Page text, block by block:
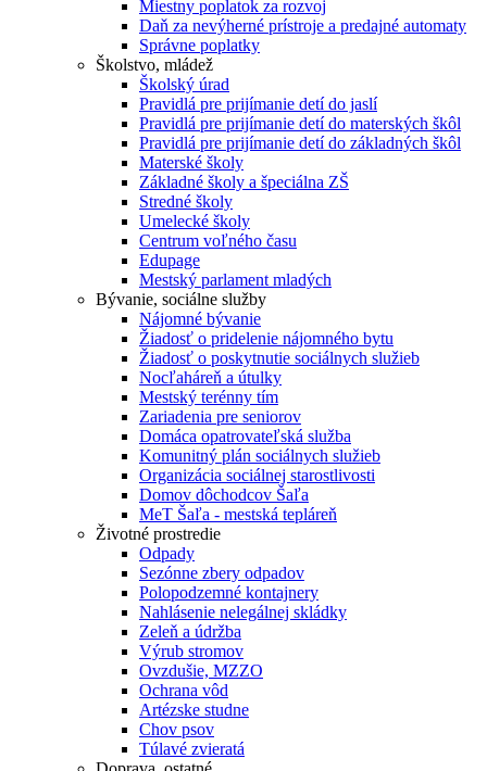
Miestny poplatok za rozvoj
Daň za nevýherné prístroje a predajné automaty
Správne poplatky
Školstvo, mládež
Školský úrad
Pravidlá pre prijímanie detí do jaslí
Pravidlá pre prijímanie detí do materských škôl
Pravidlá pre prijímanie detí do základných škôl
Materské školy
Základné školy a špeciálna ZŠ
Stredné školy
Umelecké školy
Centrum voľného času
Edupage
Mestský parlament mladých
Bývanie, sociálne služby
Nájomné bývanie
Žiadosť o pridelenie nájomného bytu
Žiadosť o poskytnutie sociálnych služieb
Nocľaháreň a útulky
Mestský terénny tím
Zariadenia pre seniorov
Domáca opatrovateľská služba
Komunitný plán sociálnych služieb
Organizácia sociálnej starostlivosti
Domov dôchodcov Šaľa
MeT Šaľa - mestská tepláreň
Životné prostredie
Odpady
Sezónne zbery odpadov
Polopodzemné kontajnery
Nahlásenie nelegálnej skládky
Zeleň a údržba
Výrub stromov
Ovzdušie, MZZO
Ochrana vôd
Artézske studne
Chov psov
Túlavé zvieratá